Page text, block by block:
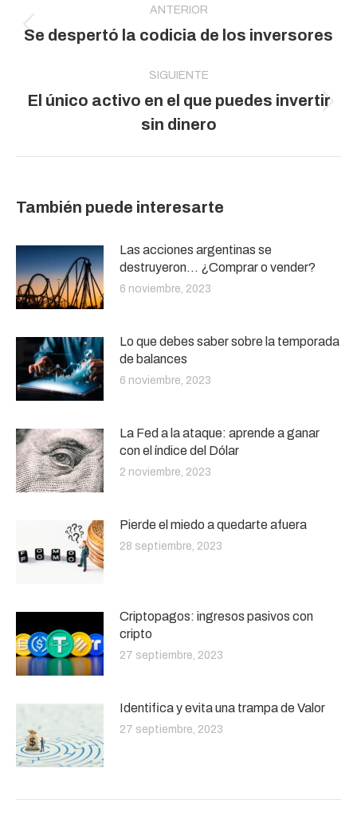
entre
publicaciones
ANTERIOR
Publicación
Se despertó la codicia de los inversores
SIGUIENTE
Publicación
siguiente:
El único activo en el que puedes invertir
sin dinero
También puede interesarte
Las acciones argentinas se
destruyeron… ¿Comprar o vender?
6 noviembre, 2023
Lo que debes saber sobre la temporada
de balances
6 noviembre, 2023
La Fed a la ataque: aprende a ganar
con el índice del Dólar
2 noviembre, 2023
Pierde el miedo a quedarte afuera
28 septiembre, 2023
Criptopagos: ingresos pasivos con
cripto
27 septiembre, 2023
Identifica y evita una trampa de Valor
27 septiembre, 2023